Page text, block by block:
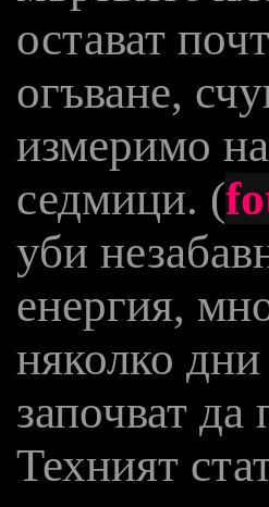
остават
огъване,
измеримо
седмици. (
уби
енергия,
няколко
започват да
Техният